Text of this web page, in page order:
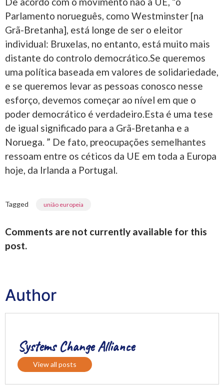
Parlamento norueguês, como Westminster [na
Grã-Bretanha], está longe de ser o eleitor
individual: Bruxelas, no entanto, está muito mais
distante do controlo democrático.Se queremos
uma política baseada em valores de solidariedade,
e se queremos levar as pessoas conosco nesse
esforço, devemos começar ao nível em que o
poder democrático é verdadeiro.Esta é uma tese
de igual significado para a Grã-Bretanha e a
Noruega. ” De fato, preocupações semelhantes
ressoam entre os céticos da UE em toda a Europa
hoje, da Irlanda a Portugal.
Tagged união europeia
Comments are not currently available for this
post.
Author
Systems Change Alliance
View all posts